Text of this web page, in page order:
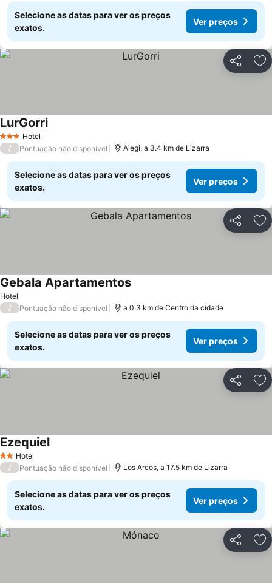
Selecione as datas para ver os preços
exatos.
Ver preços
Partilhar
3 EstrelasHotel
LurGorri
/ Pontuação não disponível Aiegi, a 3.4 km de Lizarra
Selecione as datas para ver os preços
exatos.
Ver preços
Partilhar
Hotel
Gebala Apartamentos
/ Pontuação não disponível a 0.3 km de Centro da cidade
Selecione as datas para ver os preços
exatos.
Ver preços
Partilhar
2 Estrelas
Hotel
Ezequiel
/ Pontuação não disponível Los Arcos, a 17.5 km de Lizarra
Selecione as datas para ver os preços
exatos.
Ver preços
Partilhar